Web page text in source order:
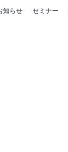
知らせ セミナー